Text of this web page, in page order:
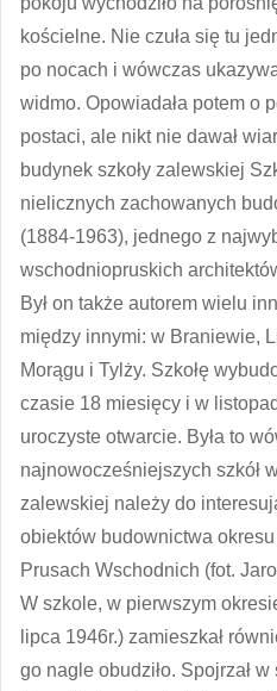
kościelne. Nie czuła się tu
po nocach i wówczas
widmo. Opowiadała potem o
postaci, ale nikt nie dawał
budynek szkoły zalewskiej
nielicznych zachowanych
(1884-1963), jednego z
wschodniopruskich
Był on także autorem wielu
między innymi: w Braniewie,
Morągu i Tylży. Szkołę
czasie 18 miesięcy i w
uroczyste otwarcie. Była to
najnowocześniejszych szkół
zalewskiej należy do
obiektów budownictwa
Prusach Wschodnich (fot.
W szkole, w pierwszym
lipca 1946r.) zamieszkał
go nagle obudziło. Spojrzał